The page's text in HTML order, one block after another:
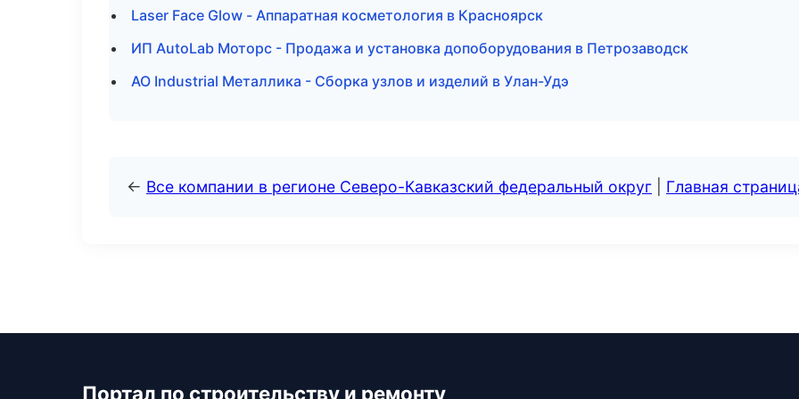
Laser Face Glow - Аппаратная косметология в Красноярск
ИП AutoLab Моторс - Продажа и установка допоборудования в Петрозаводск
АО Industrial Металлика - Сборка узлов и изделий в Улан-Удэ
← Все компании в регионе Северо-Кавказский федеральный округ Главная
Портал по строительству и ремонту